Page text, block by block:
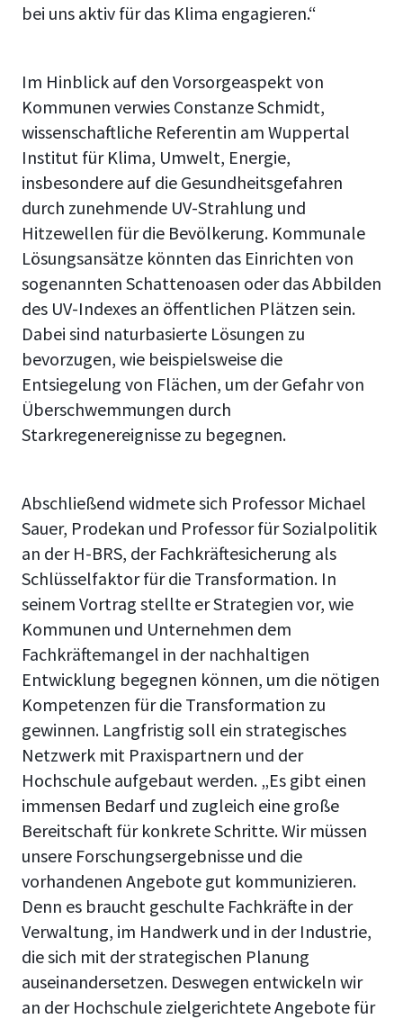
bei uns aktiv für das Klima engagieren.“
Im Hinblick auf den Vorsorgeaspekt von
Kommunen verwies Constanze Schmidt,
wissenschaftliche Referentin am Wuppertal
Institut für Klima, Umwelt, Energie,
insbesondere auf die Gesundheitsgefahren
durch zunehmende UV-Strahlung und
Hitzewellen für die Bevölkerung. Kommunale
Lösungsansätze könnten das Einrichten von
sogenannten Schattenoasen oder das Abbilden
des UV-Indexes an öffentlichen Plätzen sein.
Dabei sind naturbasierte Lösungen zu
bevorzugen, wie beispielsweise die
Entsiegelung von Flächen, um der Gefahr von
Überschwemmungen durch
Starkregenereignisse zu begegnen.
Abschließend widmete sich Professor Michael
Sauer, Prodekan und Professor für Sozialpolitik
an der H-BRS, der Fachkräftesicherung als
Schlüsselfaktor für die Transformation. In
seinem Vortrag stellte er Strategien vor, wie
Kommunen und Unternehmen dem
Fachkräftemangel in der nachhaltigen
Entwicklung begegnen können, um die nötigen
Kompetenzen für die Transformation zu
gewinnen. Langfristig soll ein strategisches
Netzwerk mit Praxispartnern und der
Hochschule aufgebaut werden. „Es gibt einen
immensen Bedarf und zugleich eine große
Bereitschaft für konkrete Schritte. Wir müssen
unsere Forschungsergebnisse und die
vorhandenen Angebote gut kommunizieren.
Denn es braucht geschulte Fachkräfte in der
Verwaltung, im Handwerk und in der Industrie,
die sich mit der strategischen Planung
auseinandersetzen. Deswegen entwickeln wir
an der Hochschule zielgerichtete Angebote für